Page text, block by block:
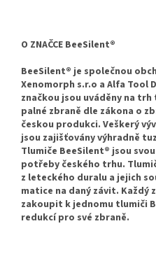
O ZNAČCE BeeSilent®
BeeSilent® je společnou
Xenomorph s.r.o a Alfa Tool
značkou jsou uváděny na
palné zbraně dle zákona o
českou produkci. Veškerý
jsou zajišťovány výhradně
Tlumiče BeeSilent® jsou
potřeby českého trhu.
z leteckého duralu a jejich
matice na daný závit. Každý
zakoupit k jednomu tlumiči
redukcí pro své zbraně.